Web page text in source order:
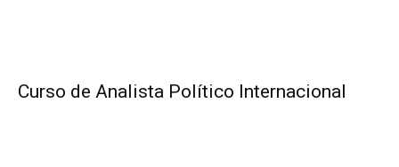
Curso de Analista Político Internacional